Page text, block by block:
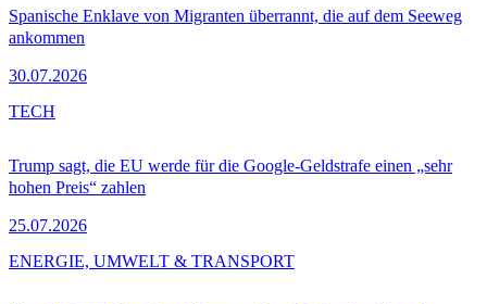
Spanische Enklave von Migranten überrannt, die auf dem Seeweg
ankommen
30.07.2026
Trump sagt, die EU werde für die Google-Geldstrafe einen „sehr
hohen Preis“ zahlen
25.07.2026
TECH
ENERGIE, UMWELT & TRANSPORT